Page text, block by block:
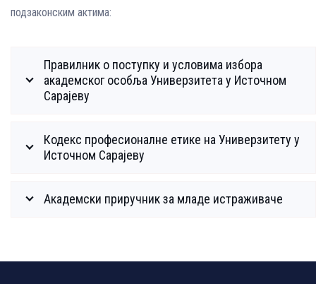
подзаконским актима:
Правилник о поступку и условима избора
академског особља Универзитета у Источном
Сарајеву
Кодекс професионалне етике на Универзитету у
Источном Сарајеву
Академски приручник за младе истраживаче